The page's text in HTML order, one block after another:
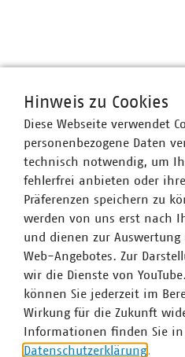
VKU-Bereiche
ENERGIEWIRTSCHAFT
WASSER/
Hinweis zu Cookies
Diese Webseite verwendet
personenbezogene Daten
technisch notwendig, um
fehlerfrei anbieten oder
Präferenzen speichern zu
werden von uns erst nach
und dienen zur Auswertung
Web-Angebotes. Zur
wir die Dienste von
können Sie jederzeit im
Wirkung für die Zukunft
Informationen finden Sie in
Datenschutzerklärung